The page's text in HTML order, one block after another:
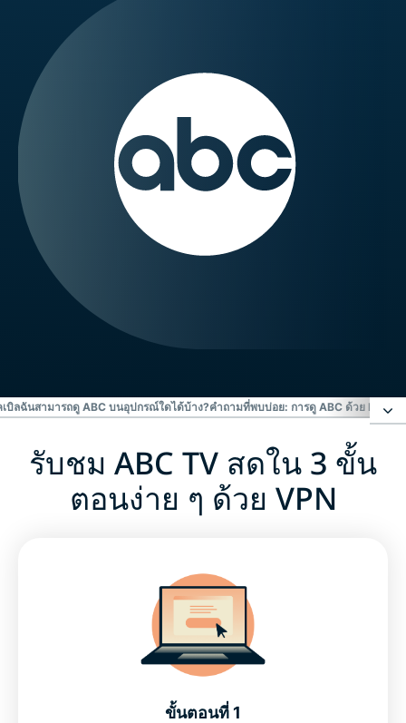
บิลฉันสามารถดู ABC บนอุปกรณ์ใดได้บ้าง?คำถามที่พบบ่อย: การดู ABC ด้วย
รับชม ABC TV สดใน 3 ขั้นตอนง่าย ๆ ด้วย VPN
วิธีดู ABC แบบสดโดยไม่ใช้สายเคเบิล
ฉันสามารถดู ABC บนอุปกรณ์ใดได้บ้าง?
คำถามที่พบบ่อย: การดู ABC ด้วย ExpressVPN
ทำไมต้องใช้ ExpressVPN?
รับชม ABC TV สดใน 3 ขั้น
ตอนง่าย ๆ ด้วย VPN
ขั้นตอนที่ 1